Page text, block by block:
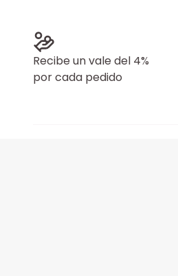
Recibe un vale del 4%
por cada pedido